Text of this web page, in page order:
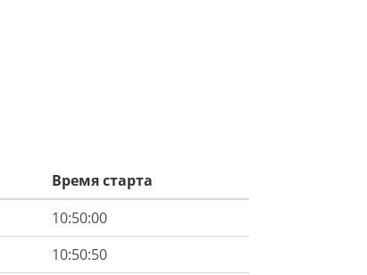
Время старта
10:50:00
10:50:50